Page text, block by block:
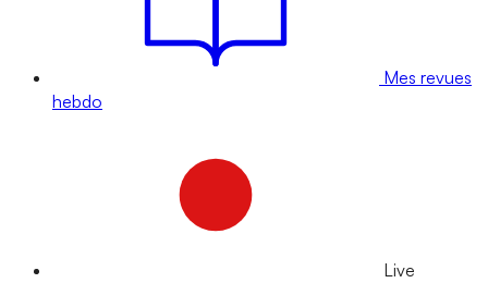
Mes revues
hebdo
Live